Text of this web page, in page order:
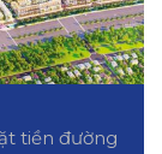
tiền đường